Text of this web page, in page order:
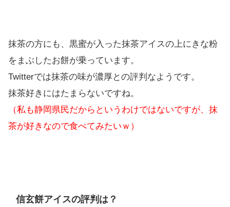
抹茶の方にも、黒蜜が入った抹茶アイスの上にきな粉
をまぶしたお餅が乗っています。
Twitterでは抹茶の味が濃厚との評判なようです。
抹茶好きにはたまらないですね。
（私も静岡県民だからというわけではないですが、抹
茶が好きなので食べてみたいｗ）
信玄餅アイスの評判は？